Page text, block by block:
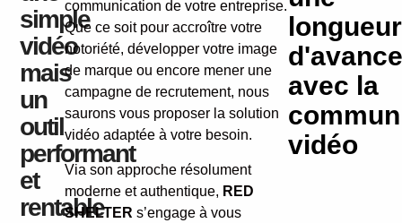
simple
vidéo
mais
un
outil
performant
et
rentable
communication de votre entreprise.
Que ce soit pour accroître votre
notoriété, développer votre image
de marque ou encore mener une
campagne de recrutement, nous
saurons vous proposer la solution
vidéo adaptée à votre besoin.
Via son approche résolument
moderne et authentique, RED
SHELTER s’engage à vous
longueur
d'avance
avec la
vidéo